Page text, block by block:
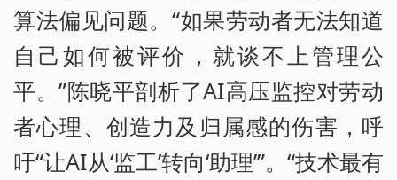
算法偏见问题。“如果劳动者无法知道
自己如何被评价，就谈不上管理公
平。”陈晓平剖析了AI高压监控对劳动
者心理、创造力及归属感的伤害，呼
吁“让AI从‘监工’转向‘助理’”。“技术最有